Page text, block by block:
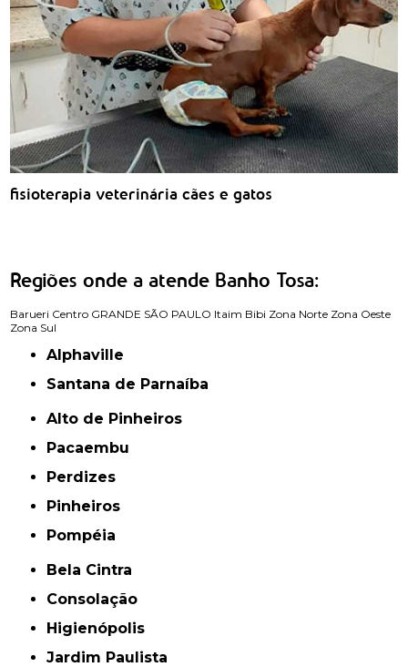
fisioterapia veterinária cães e gatos
Regiões onde a atende Banho Tosa:
Barueri Centro GRANDE SÃO PAULO Itaim Bibi Zona Norte Zona Oeste
Zona Sul
Alphaville
Santana de Parnaíba
Alto de Pinheiros
Pacaembu
Perdizes
Pinheiros
Pompéia
Bela Cintra
Consolação
Higienópolis
Jardim Paulista